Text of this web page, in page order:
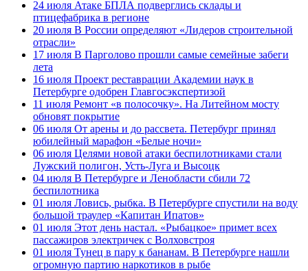
24 июля Атаке БПЛА подверглись склады и
птицефабрика в регионе
20 июля В России определяют «Лидеров строительной
отрасли»
17 июля В Парголово прошли самые семейные забеги
лета
16 июля Проект реставрации Академии наук в
Петербурге одобрен Главгосэкспертизой
11 июля Ремонт «в полосочку». На Литейном мосту
обновят покрытие
06 июля От арены и до рассвета. Петербург принял
юбилейный марафон «Белые ночи»
06 июля Целями новой атаки беспилотниками стали
Лужский полигон, Усть-Луга и Высоцк
04 июля В Петербурге и Ленобласти сбили 72
беспилотника
01 июля Ловись, рыбка. В Петербурге спустили на воду
большой траулер «Капитан Ипатов»
01 июля Этот день настал. «Рыбацкое» примет всех
пассажиров электричек с Волховстроя
01 июля Тунец в пару к бананам. В Петербурге нашли
огромную партию наркотиков в рыбе